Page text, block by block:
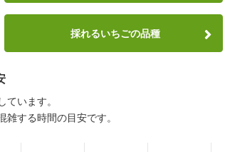
採れるいちごの品種
います。
する時間の目安です。